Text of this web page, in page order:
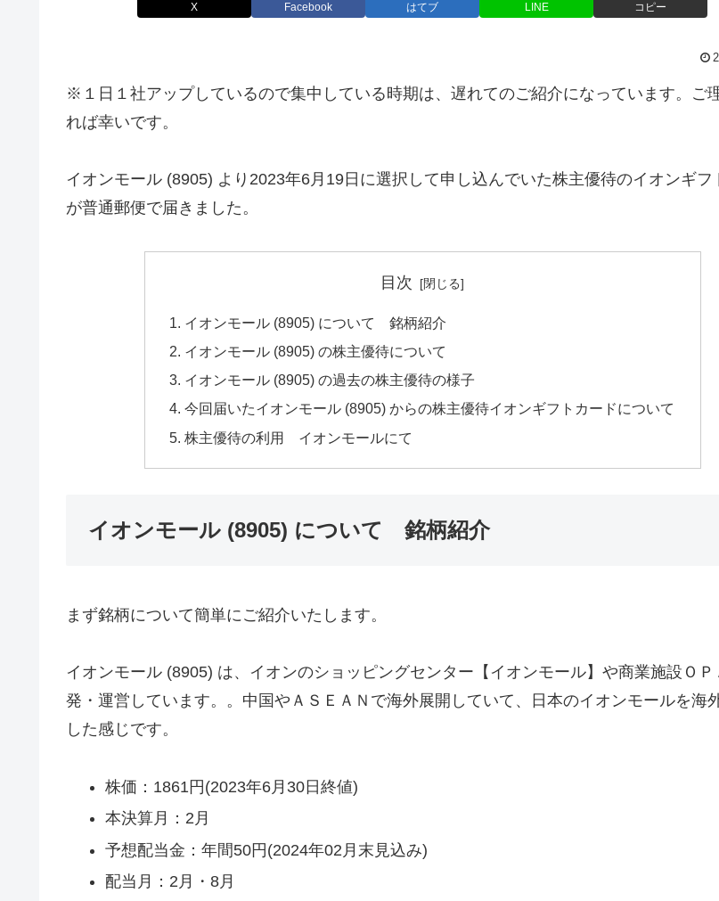
X Facebook はてブ LINE コピー
※１日１社アップしているので集中している時期は、遅れてのご紹介になっています。ご
れば幸いです。
イオンモール (8905) より2023年6月19日に選択して申し込んでいた株主優待のイオンギフ
が普通郵便で届きました。
目次
イオンモール (8905) について 銘柄紹介
イオンモール (8905) の株主優待について
イオンモール (8905) の過去の株主優待の様子
今回届いたイオンモール (8905) からの株主優待イオンギフトカードについて
株主優待の利用 イオンモールにて
イオンモール (8905) について 銘柄紹介
まず銘柄について簡単にご紹介いたします。
イオンモール (8905) は、イオンのショッピングセンター【イオンモール】や商業施設ＯＰ
発・運営しています。。中国やＡＳＥＡＮで海外展開していて、日本のイオンモールを海
した感じです。
株価：1861円(2023年6月30日終値)
本決算月：2月
予想配当金：年間50円(2024年02月末見込み)
配当月：2月・8月